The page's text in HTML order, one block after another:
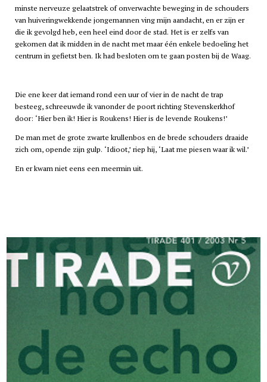
minste nerveuze gelaatstrek of onverwachte beweging in de schouders
van huiveringwekkende jongemannen ving mijn aandacht, en er zijn er
die ik gevolgd heb, een heel eind door de stad. Het is er zelfs van
gekomen dat ik midden in de nacht met maar één enkele bedoeling het
centrum in gefietst ben. Ik had besloten om te gaan posten bij de Waag.
Die ene keer dat iemand rond een uur of vier in de nacht de trap
besteeg, schreeuwde ik vanonder de poort richting Stevenskerkhof
door: ‘Hier ben ik! Hier is Roukens! Hier is de levende Roukens!’
De man met de grote zwarte krullenbos en de brede schouders draaide
zich om, opende zijn gulp. ‘Idioot,’ riep hij, ‘Laat me piesen waar ik wil.’
En er kwam niet eens een meermin uit.